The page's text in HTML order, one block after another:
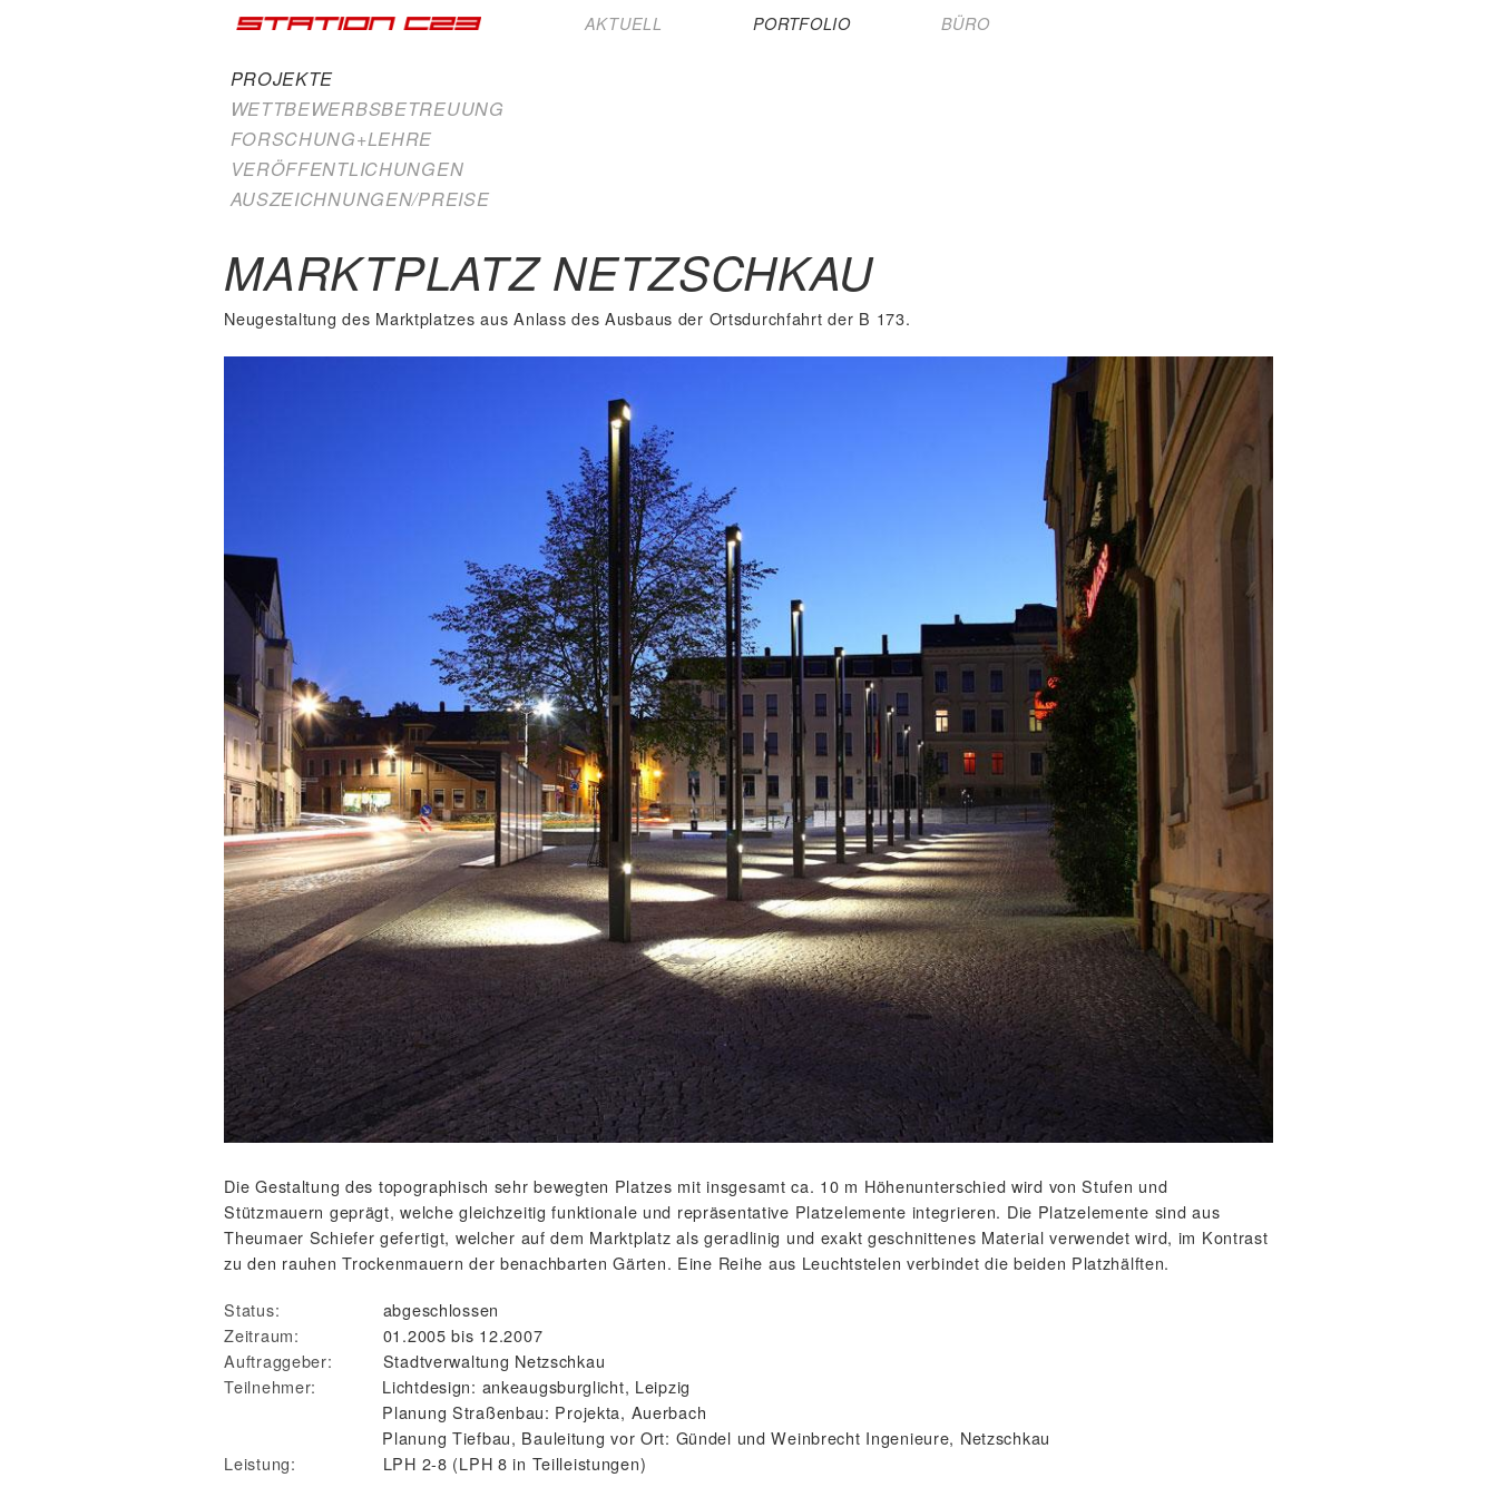
AKTUELL PORTFOLIO
PROJEKTE
WETTBEWERBSBETREUUNG
FORSCHUNG+LEHRE
VERÖFFENTLICHUNGEN
AUSZEICHNUNGEN/PREISE
BÜRO
MARKTPLATZ NETZSCHKAU
Neugestaltung des Marktplatzes aus Anlass des Ausbaus der Ortsdurchfahrt der B 173.
Die Gestaltung des topographisch sehr bewegten Platzes mit insgesamt ca. 10 m Höhenunterschied wird von Stufen und
Stützmauern geprägt, welche gleichzeitig funktionale und repräsentative Platzelemente integrieren. Die Platzelemente sind aus
Theumaer Schiefer gefertigt, welcher auf dem Marktplatz als geradlinig und exakt geschnittenes Material verwendet wird, im Kontrast
zu den rauhen Trockenmauern der benachbarten Gärten. Eine Reihe aus Leuchtstelen verbindet die beiden Platzhälften.
Status:
abgeschlossen
Zeitraum:
01.2005 bis 12.2007
Auftraggeber:
Stadtverwaltung Netzschkau
Teilnehmer:
Lichtdesign: ankeaugsburglicht, Leipzig
Planung Straßenbau: Projekta, Auerbach
Planung Tiefbau, Bauleitung vor Ort: Gündel und Weinbrecht Ingenieure, Netzschkau
Leistung:
LPH 2-8 (LPH 8 in Teilleistungen)